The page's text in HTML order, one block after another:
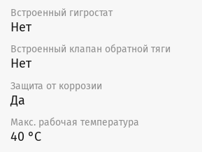
Встроенный гигростат
Нет
Встроенный клапан обратной тяги
Нет
Защита от коррозии
Да
Макс. рабочая температура
40 °С